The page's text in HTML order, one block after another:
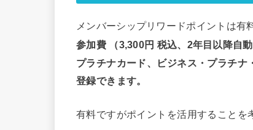
メンバーシップリワードポイントは有
参加費 （3,300円 税込、2年目以降自
プラチナカード、ビジネス・プラチ
登録できます。
有料ですがポイントを活用することを